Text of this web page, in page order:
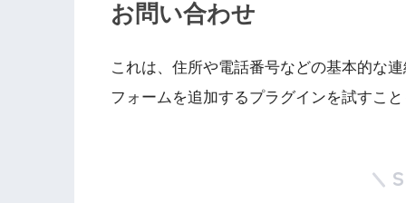
お問い合わせ
これは、住所や電話番号などの基本的な
フォームを追加するプラグインを試すこと